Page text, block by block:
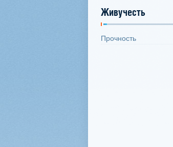
Живучесть
Прочность